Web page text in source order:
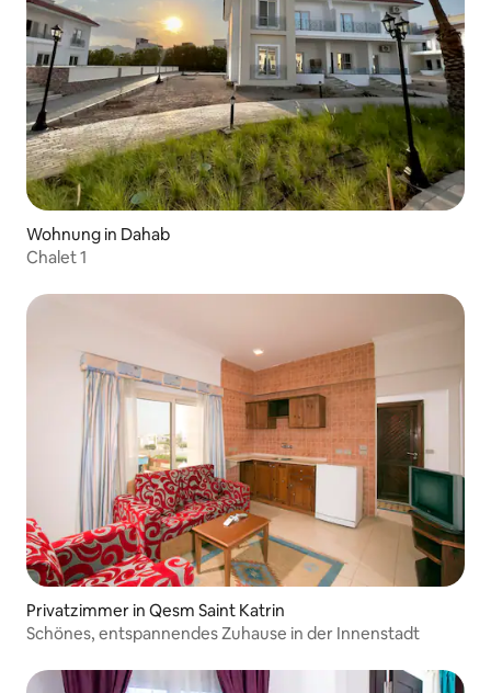
Wohnung in Dahab
Chalet 1
Privatzimmer in Qesm Saint Katrin
Schönes, entspannendes Zuhause in der Innenstadt